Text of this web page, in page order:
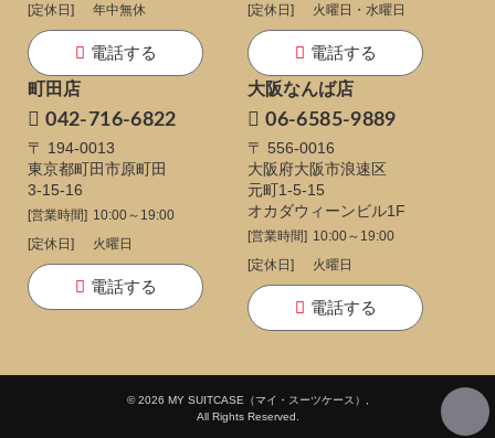
[定休日]
年中無休
電話する
[定休日]
火曜日・水曜日
電話する
町田店
042-716-6822
〒 194-0013
東京都町田市原町田
3-15-16
[営業時間] 10:00～19:00
[定休日]
火曜日
電話する
大阪なんば店
06-6585-9889
〒 556-0016
大阪府大阪市浪速区
元町1-5-15
オカダウィーンビル1F
[営業時間] 10:00～19:00
[定休日]
火曜日
電話する
© 2026 MY SUITCASE（マイ・スーツケース）,
All Rights Reserved.